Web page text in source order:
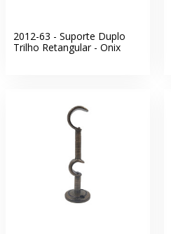
2012-63 - Suporte Duplo
Trilho Retangular - Onix